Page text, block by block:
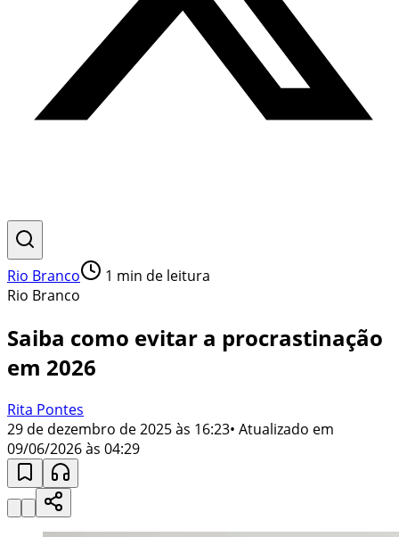
Rio Branco 1 min de leitura
Rio Branco
Saiba como evitar a procrastinação
em 2026
Rita Pontes
29 de dezembro de 2025 às 16:23• Atualizado em
09/06/2026 às 04:29